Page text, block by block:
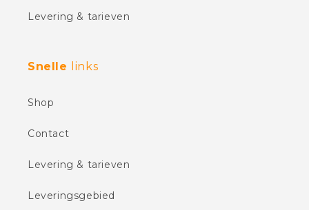
Levering & tarieven
Snelle links
Shop
Contact
Levering & tarieven
Leveringsgebied